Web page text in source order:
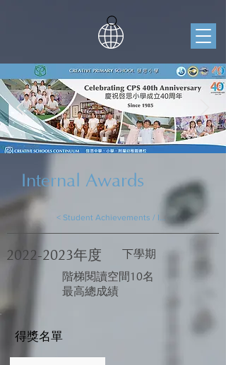
Internal Awards
2022-2023年度 下學期
階梯閱讀空間10名
最高總成績
得獎名單